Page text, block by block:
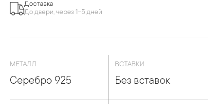
Доставка
До двери, через 1-5 дней
МЕТАЛЛ
Серебро 925
ВСТАВКИ
Без вставок